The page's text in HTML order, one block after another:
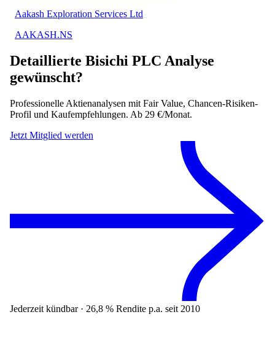
Aakash Exploration Services Ltd
AAKASH.NS
Detaillierte Bisichi PLC Analyse
gewünscht?
Professionelle Aktienanalysen mit Fair Value, Chancen-Risiken-
Profil und Kaufempfehlungen. Ab 29 €/Monat.
Jetzt Mitglied werden
Jederzeit kündbar · 26,8 % Rendite p.a. seit 2010